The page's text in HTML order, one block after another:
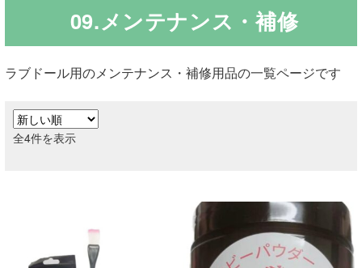
ご利用ガイド
ラブドール買取・処分
サ
ブ
展
無料引き取り
09.メンテナンス・補修
ラブドール用のメンテナンス・補修用品の一覧ページです
全4件を表示新